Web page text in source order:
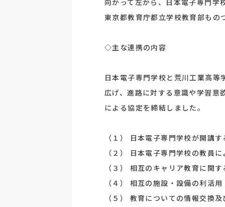
東京都教育庁都立学校教育部もの
◇主な連携の内容
日本電子専門学校と荒川工業高
広げ、進路に対する意識や学習
による協定を締結しました。
（１） 日本電子専門学校が開講
（２） 日本電子専門学校の教員
（３） 相互のキャリア教育に関
（４） 相互の施設・設備の利活用
（５） 教育についての情報交換